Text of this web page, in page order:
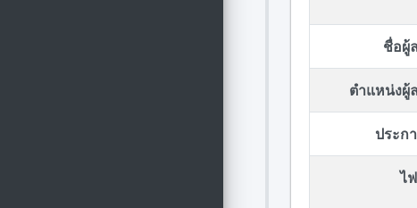
ชื่อผู้
ตำแหน่งผู้
ประก
ไ